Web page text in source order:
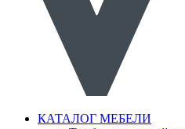
КАТАЛОГ МЕБЕЛИ